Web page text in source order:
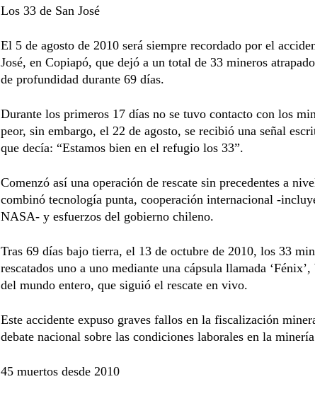
Los 33 de San José
El 5 de agosto de 2010 será siempre recordado por el
José, en Copiapó, que dejó a un total de 33 mineros
de profundidad durante 69 días.
Durante los primeros 17 días no se tuvo contacto con los
peor, sin embargo, el 22 de agosto, se recibió una señal
que decía: “Estamos bien en el refugio los 33”.
Comenzó así una operación de rescate sin precedentes a
combinó tecnología punta, cooperación internacional -
NASA- y esfuerzos del gobierno chileno.
Tras 69 días bajo tierra, el 13 de octubre de 2010, los 33
rescatados uno a uno mediante una cápsula llamada
del mundo entero, que siguió el rescate en vivo.
Este accidente expuso graves fallos en la fiscalización
debate nacional sobre las condiciones laborales en la
45 muertos desde 2010